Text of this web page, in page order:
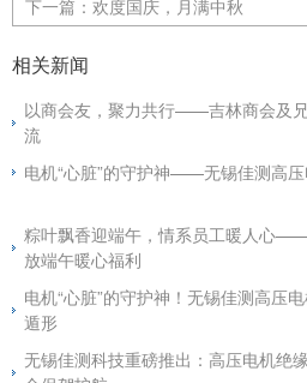
下一篇： 欢度国庆，月满中秋
相关新闻
以商会友，聚力共行——吉林商会及
流
电机“心脏”的守护神——无锡佳测高
粽叶飘香迎端午，情系员工暖人心
放端午暖心福利
电机“心脏”的守护神！无锡佳测高压
遁形
无锡佳测科技重磅推出：高压电机